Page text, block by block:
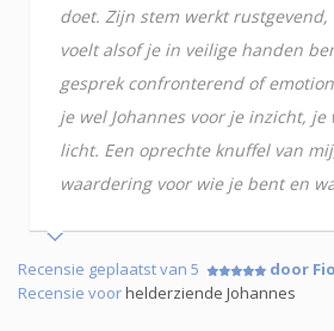
doet. Zijn stem werkt
voelt alsof je in veilige handen
gesprek confronterend of
je wel Johannes voor je inzicht, je
licht. Een oprechte knuffel van
waardering voor wie je bent en
Recensie geplaatst van 5
door
Recensie voorhelderziende Johannes